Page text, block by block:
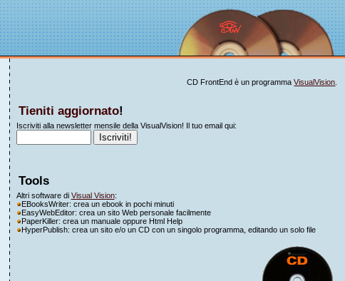
CD FrontEnd è un programmaVisualVision
Tieniti aggiornato!
Iscriviti alla newsletter mensile della VisualVision! Il tuo email qui:
Tools
Altri software di Visual Vision:
EBooksWriter: crea un ebook in pochi minuti
EasyWebEditor: crea un sito Web personale facilmente
PaperKiller: crea un manuale oppure Html Help
HyperPublish: crea un sito e/o un CD con un singolo programma, editando un solo file